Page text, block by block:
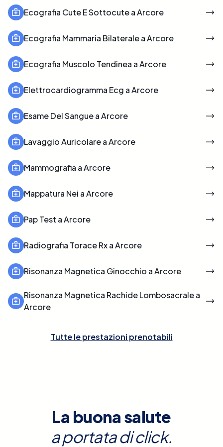
Ecografia Cute E Sottocute a Arcore
Ecografia Mammaria Bilaterale a Arcore
Ecografia Muscolo Tendinea a Arcore
Elettrocardiogramma Ecg a Arcore
Esame Del Sangue a Arcore
Lavaggio Auricolare a Arcore
Mammografia a Arcore
Mappatura Nei a Arcore
Pap Test a Arcore
Radiografia Torace Rx a Arcore
Risonanza Magnetica Ginocchio a Arcore
Risonanza Magnetica Rachide Lombosacrale a
Arcore
Tutte le prestazioni prenotabili
La buona salute
a portata di click.